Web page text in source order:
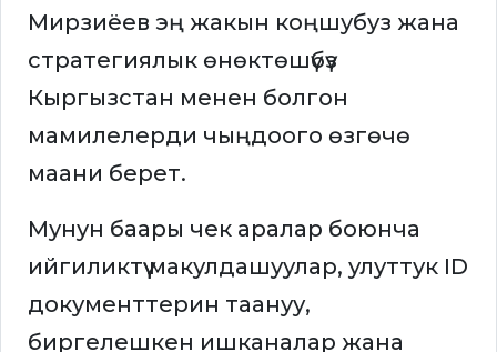
Мирзиёев эң жакын коңшубуз жана
стратегиялык өнөктөшүбүз
Кыргызстан менен болгон
мамилелерди чыңдоого өзгөчө
маани берет.
Мунун баары чек аралар боюнча
ийгиликтүү макулдашуулар, улуттук ID
документтерин таануу,
биргелешкен ишканалар жана